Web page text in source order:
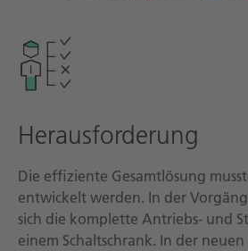
Herausforderung
Die effiziente Gesamtlösung
entwickelt werden. In der
sich die komplette Antriebs- und
einem Schaltschrank. In der neuen